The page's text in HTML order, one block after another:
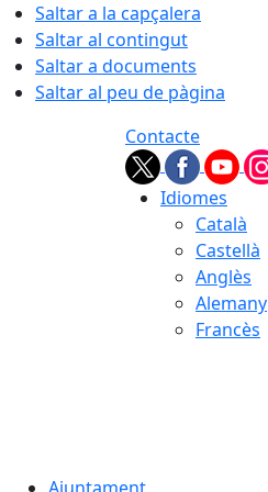
Saltar a la capçalera
Saltar al contingut
Saltar a documents
Saltar al peu de pàgina
Contacte
Idiomes
Català
Castellà
Anglès
Alemany
Francès